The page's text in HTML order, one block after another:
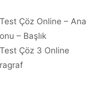
Çöz Online – Ana
– Başlık
Çöz 3 Online